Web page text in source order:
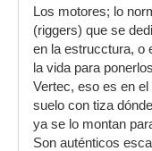
Los motores; lo
(riggers) que se
en la estrucctura, o
la vida para
Vertec, eso es en
suelo con tiza
ya se lo montan
Son auténticos